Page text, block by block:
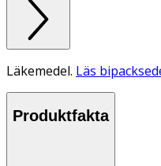
Läkemedel. Läs
Produktfakta